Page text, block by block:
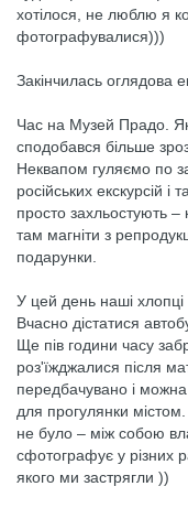
хотілося, не люблю я
фотографувалися)))
Закінчилась оглядова
Час на Музей Прадо.
сподобався більше
Неквапом гуляємо по
російських екскурсій і
просто захльостують –
там магніти з
подарунки.
У цей день наші хлопці
Вчасно дістатися
Ще пів години часу
роз'їжджалися після
передбачувано і можна
для прогулянки
не було – між собою
сфотографує у різних
якого ми застрягли ))